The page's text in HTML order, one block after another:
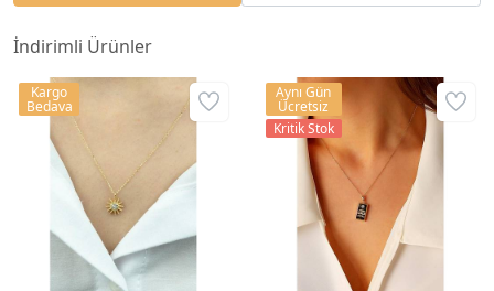
İndirimli Ürünler
Kargo
Bedava
Aynı Gün
Ücretsiz
Kritik Stok